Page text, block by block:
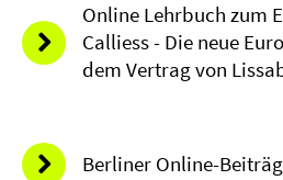
Online Lehrbuch zum
Calliess - Die neue
dem Vertrag von
Berliner Online-